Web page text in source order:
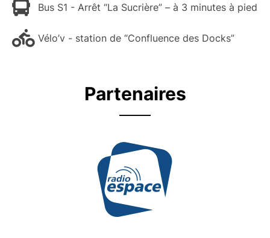
Bus S1 - Arrêt “La Sucrière” – à 3 minutes à pied
Vélo’v - station de “Confluence des Docks”
Partenaires